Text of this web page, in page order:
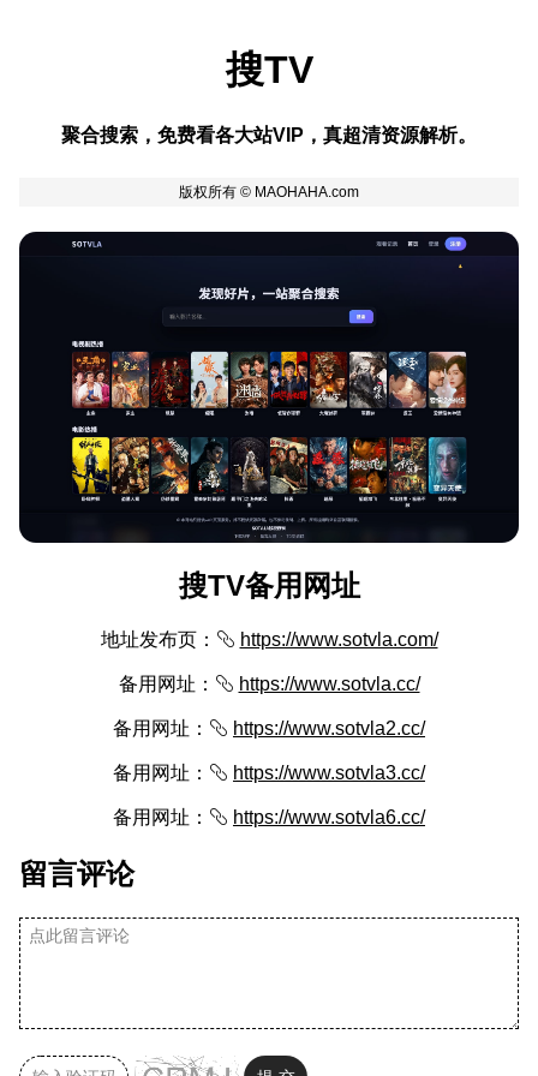
搜TV
聚合搜索，免费看各大站VIP，真超清资源解析。
搜TV备用网址
地址发布页： https://www.sotvla.com/
备用网址： https://www.sotvla.cc/
备用网址： https://www.sotvla2.cc/
备用网址： https://www.sotvla3.cc/
备用网址： https://www.sotvla6.cc/
留言评论